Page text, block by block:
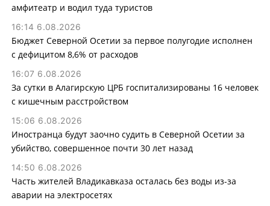
амфитеатр и водил туда туристов
16:14 6.08.2026
Бюджет Северной Осетии за первое полугодие исполнен
с дефицитом 8,6% от расходов
16:07 6.08.2026
За сутки в Алагирскую ЦРБ госпитализированы 16 человек
с кишечным расстройством
15:06 6.08.2026
Иностранца будут заочно судить в Северной Осетии за
убийство, совершенное почти 30 лет назад
14:50 6.08.2026
Часть жителей Владикавказа осталась без воды из-за
аварии на электросетях